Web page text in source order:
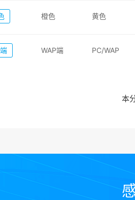
橙色 黄色
WAP端 PC/WAP
本